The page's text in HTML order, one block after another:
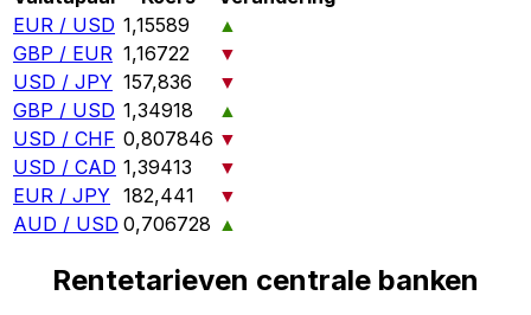
EUR / USD 1,15589
▲
GBP / EUR 1,16722
▼
USD / JPY 157,836
▼
GBP / USD 1,34918
▲
USD / CHF 0,807846 ▼
USD / CAD 1,39413
▼
EUR / JPY 182,441
▼
AUD / USD 0,706728 ▲
Rentetarieven centrale banken